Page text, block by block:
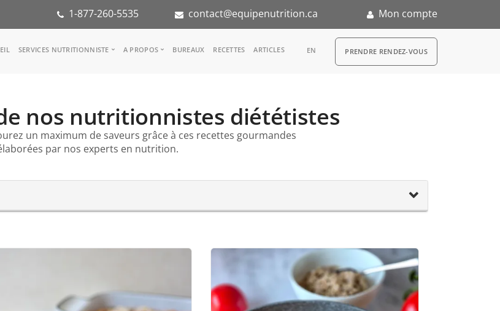
1-877-260-5535 contact@equipenutrition.ca Mon compte
SERVICES NUTRITIONNISTE
Services aux entreprises
Groupes d'inspiration
KoalaPro
A PROPOS
Notre mission
Partenaires
Stage en nutrition
BUREAUX RECETTES ARTICLES EN RDV
PRENDRE RENDEZ-VOUS
nos nutritionnistes diététistes
un maximum de saveurs grâce à ces recettes gourmandes
par nos experts en nutrition.